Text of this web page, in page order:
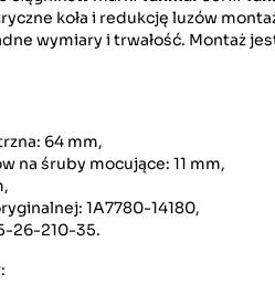
koła i redukcję luzów
wymiary i trwałość. Montaż
64 mm,
na śruby mocujące: 11 mm,
1A7780-14180,
26-210-35.
: